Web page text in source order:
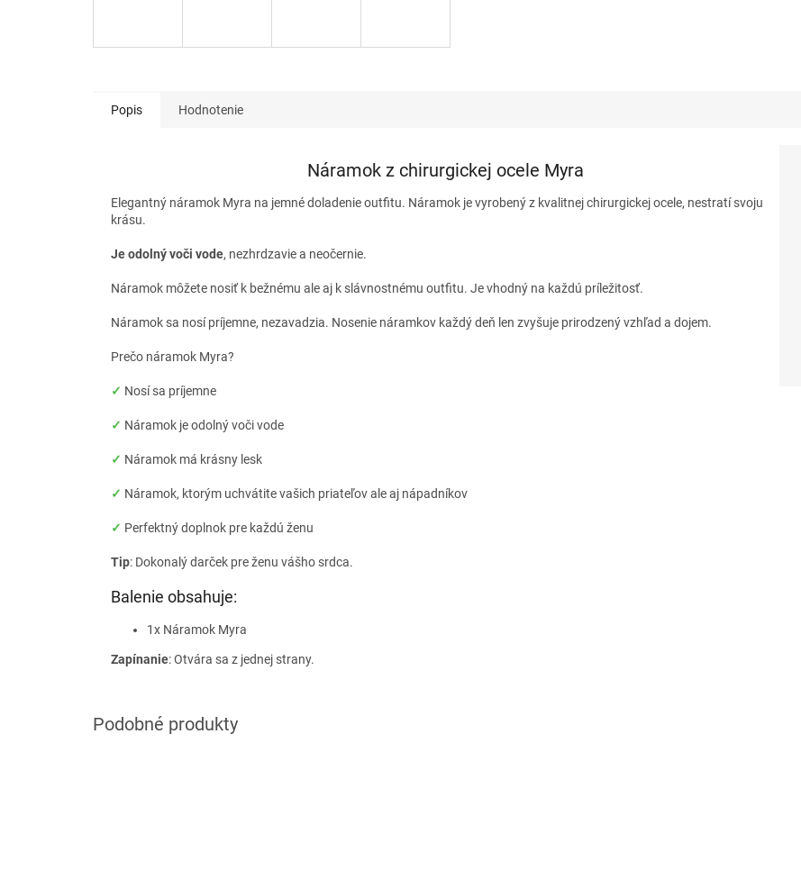
Popis Hodnotenie
Náramok z chirurgickej ocele Myra
Elegantný náramok Myra na jemné doladenie outfitu. Náramok je vyrobený z kvalitnej chirurgickej ocele, nestratí svoju
krásu.
Je odolný voči vode, nezhrdzavie a neočernie.
Náramok môžete nosiť k bežnému ale aj k slávnostnému outfitu. Je vhodný na každú príležitosť.
Náramok sa nosí príjemne, nezavadzia. Nosenie náramkov každý deň len zvyšuje prirodzený vzhľad a dojem.
Prečo náramok Myra?
✓ Nosí sa príjemne
✓ Náramok je odolný voči vode
✓ Náramok má krásny lesk
✓ Náramok, ktorým uchvátite vašich priateľov ale aj nápadníkov
✓ Perfektný doplnok pre každú ženu
Tip: Dokonalý darček pre ženu vášho srdca.
Balenie obsahuje:
1x Náramok Myra
Zapínanie: Otvára sa z jednej strany.